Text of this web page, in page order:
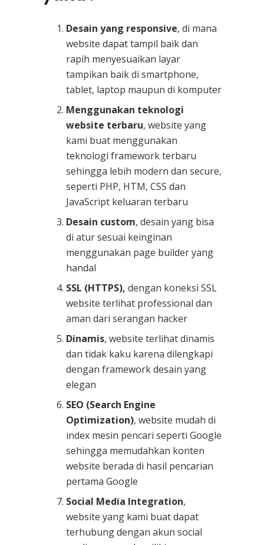
Desain yang responsive, di mana
website dapat tampil baik dan
rapih menyesuaikan layar
tampikan baik di smartphone,
tablet, laptop maupun di komputer
Menggunakan teknologi
website terbaru, website yang
kami buat menggunakan
teknologi framework terbaru
sehingga lebih modern dan secure,
seperti PHP, HTM, CSS dan
JavaScript keluaran terbaru
Desain custom, desain yang bisa
di atur sesuai keinginan
menggunakan page builder yang
handal
SSL (HTTPS), dengan koneksi SSL
website terlihat professional dan
aman dari serangan hacker
Dinamis, website terlihat dinamis
dan tidak kaku karena dilengkapi
dengan framework desain yang
elegan
SEO (Search Engine
Optimization), website mudah di
index mesin pencari seperti Google
sehingga memudahkan konten
website berada di hasil pencarian
pertama Google
Social Media Integration,
website yang kami buat dapat
terhubung dengan akun social